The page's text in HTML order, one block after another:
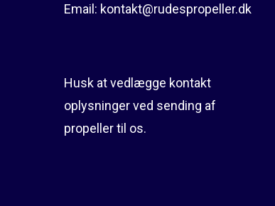
Email: kontakt@rudespropeller.dk
Husk at vedlægge kontakt
oplysninger ved sending af
propeller til os.